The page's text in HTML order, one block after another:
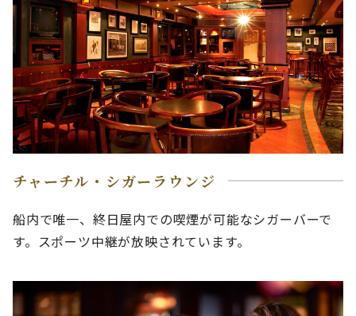
チャーチル・シガーラウンジ
船内で唯一、終日屋内での喫煙が可能なシガーバーで
す。スポーツ中継が放映されています。